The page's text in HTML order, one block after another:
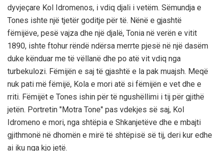
dyvjeçare Kol Idromenos, i vdiq djali i vetëm. Sëmundja e
Tones ishte një tjetër goditje për të. Nënë e gjashtë
fëmijëve, pesë vajza dhe një djalë, Tonia në verën e vitit
1890, ishte ftohur rëndë ndërsa merrte pjesë në një dasëm
duke kënduar me të vëllanë dhe po atë vit vdiq nga
turbekulozi. Fëmijën e saj të gjashtë e la pak muajsh. Meqë
nuk pati më fëmijë, Kola e mori atë si fëmijën e vet dhe e
rriti. Fëmijët e Tones ishin për të ngushëllimi i tij për gjithë
jetën. Portretin "Motra Tone" pas vdekjes së saj, Kol
Idromeno e mori, nga shtëpia e Shkanjetëve dhe e mbajti
gjithmonë në dhomën e mirë të shtëpisë së tij, deri kur edhe
ai iku nga kjo jetë.